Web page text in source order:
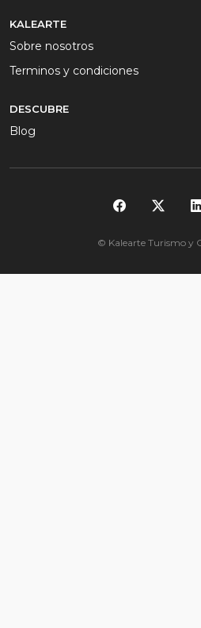
KALEARTE
Sobre nosotros
Terminos y condiciones
DESCUBRE
Blog
© Kalearte Turismo y